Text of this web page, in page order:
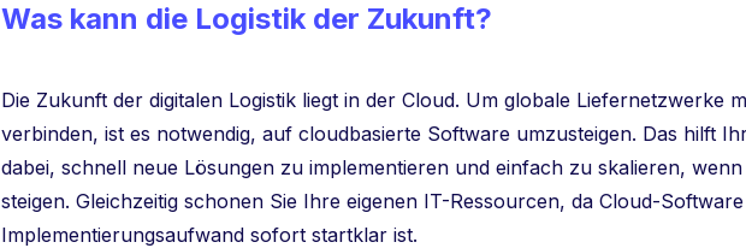
Was kann die Logistik der Zukunft?
Die Zukunft der digitalen Logistik liegt in der Cloud. Um globale Liefernetzwerke
verbinden, ist es notwendig, auf cloudbasierte Software umzusteigen. Das hilft
dabei, schnell neue Lösungen zu implementieren und einfach zu skalieren,
steigen. Gleichzeitig schonen Sie Ihre eigenen IT-Ressourcen, da Cloud-
Implementierungsaufwand sofort startklar ist.